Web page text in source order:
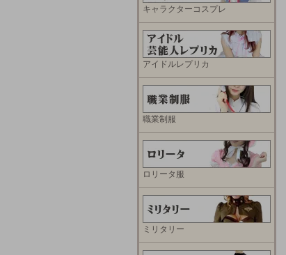
キャラクターコスプレ
アイドルレプリカ
職業制服
ロリータ服
ミリタリー